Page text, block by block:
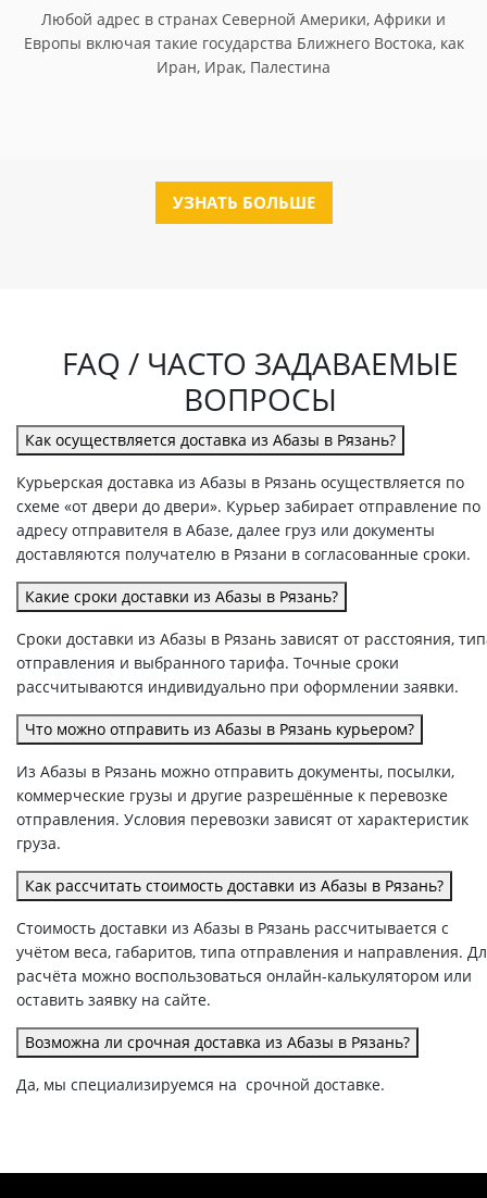
Любой адрес в странах Северной Америки, Африки и
Европы включая такие государства Ближнего Востока, как
Иран, Ирак, Палестина
УЗНАТЬ БОЛЬШЕ
FAQ / ЧАСТО ЗАДАВАЕМЫЕ
ВОПРОСЫ
Как осуществляется доставка из Абазы в Рязань?
Курьерская доставка из Абазы в Рязань осуществляется по
схеме «от двери до двери». Курьер забирает отправление по
адресу отправителя в Абазе, далее груз или документы
доставляются получателю в Рязани в согласованные сроки.
Какие сроки доставки из Абазы в Рязань?
Сроки доставки из Абазы в Рязань зависят от расстояния,
отправления и выбранного тарифа. Точные сроки
рассчитываются индивидуально при оформлении заявки.
Что можно отправить из Абазы в Рязань курьером?
Из Абазы в Рязань можно отправить документы, посылки,
коммерческие грузы и другие разрешённые к перевозке
отправления. Условия перевозки зависят от характеристик
груза.
Как рассчитать стоимость доставки из Абазы в Рязань?
Стоимость доставки из Абазы в Рязань рассчитывается с
учётом веса, габаритов, типа отправления и направления.
расчёта можно воспользоваться онлайн-калькулятором или
оставить заявку на сайте.
Возможна ли срочная доставка из Абазы в Рязань?
Да, мы специализируемся на срочной доставке.